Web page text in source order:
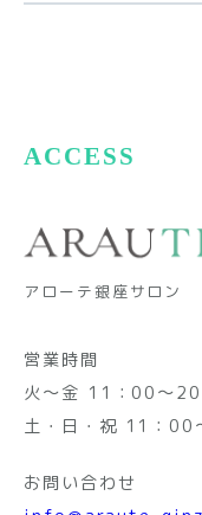
ACCESS
アローテ銀座サロン
営業時間
火～金 11：00～
土・日・祝 11：00
お問い合わせ